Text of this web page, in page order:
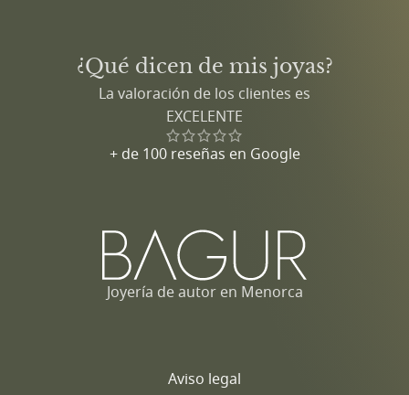
¿Qué dicen de mis joyas?
La valoración de los clientes es
EXCELENTE
+ de 100 reseñas en Google
Joyería de autor en Menorca
Aviso legal